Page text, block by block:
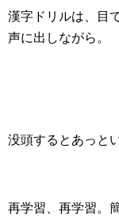
漢字ドリルは、目
声に出しながら。
没頭するとあっと
再学習、再学習。